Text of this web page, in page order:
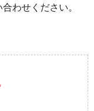
わせください。